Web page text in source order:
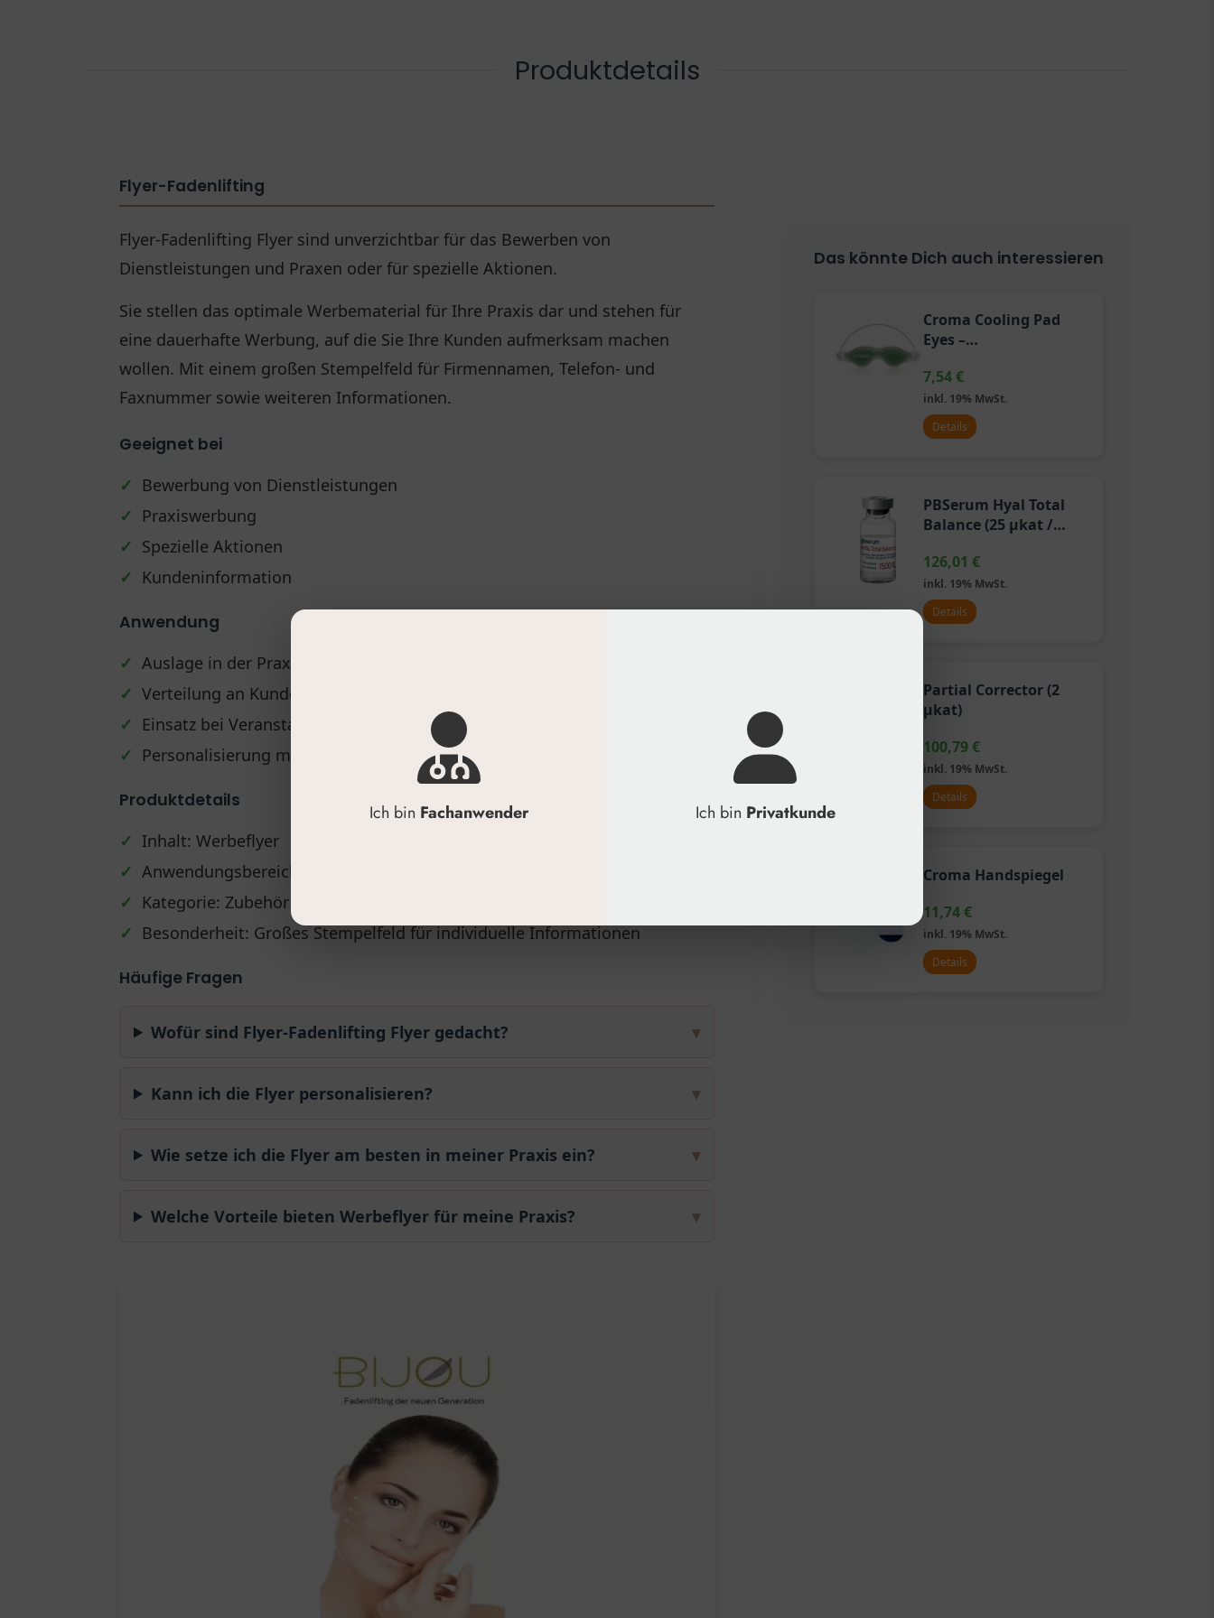
Produktdetails
Flyer-Fadenlifting
Flyer-Fadenlifting Flyer sind unverzichtbar für das Bewerben von
Dienstleistungen und Praxen oder für spezielle Aktionen.
Sie stellen das optimale Werbematerial für Ihre Praxis dar und stehen für
eine dauerhafte Werbung, auf die Sie Ihre Kunden aufmerksam machen
wollen. Mit einem großen Stempelfeld für Firmennamen, Telefon- und
Faxnummer sowie weiteren Informationen.
Geeignet bei
✓ Bewerbung von Dienstleistungen
✓ Praxiswerbung
✓ Spezielle Aktionen
✓ Kundeninformation
Anwendung
✓ Auslage in der Praxis
✓ Verteilung an Kunden
✓ Einsatz bei Veranstaltungen
✓ Personalisierung mit Stempel
Produktdetails
✓ Inhalt: Werbeflyer
✓ Anwendungsbereich: Praxiswerbung, Marketing
✓ Kategorie: Zubehör
✓ Besonderheit: Großes Stempelfeld für individuelle Informationen
Häufige Fragen
▾
Wofür sind Flyer-Fadenlifting Flyer gedacht?
▾
Kann ich die Flyer personalisieren?
▾
Wie setze ich die Flyer am besten in meiner Praxis ein?
▾
Welche Vorteile bieten Werbeflyer für meine Praxis?
Das könnte Dich auch interessieren
Croma Cooling Pad
Eyes –
Gel-Augenmaske
7,54€
inkl. 19% MwSt.
Details
PBSerum Hyal Total
Balance (25 µkat /
126,01 €
inkl. 19% MwSt.
Details
Partial Corrector (2
µkat)
100,79€
inkl. 19% MwSt.
Details
Croma Handspiegel
11,74€
inkl. 19% MwSt.
Details
Ich bin Fachanwender Ich bin Privatkunde